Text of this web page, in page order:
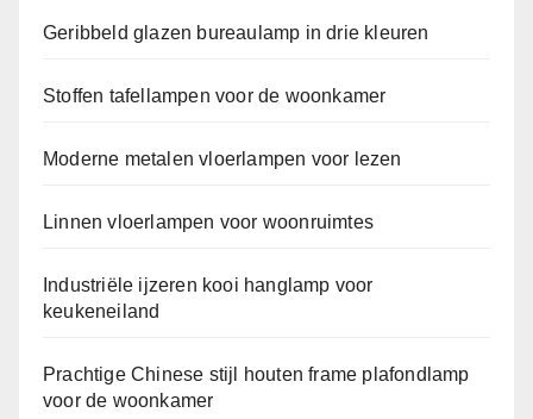
Geribbeld glazen bureaulamp in drie kleuren
Stoffen tafellampen voor de woonkamer
Moderne metalen vloerlampen voor lezen
Linnen vloerlampen voor woonruimtes
Industriële ijzeren kooi hanglamp voor
keukeneiland
Prachtige Chinese stijl houten frame plafondlamp
voor de woonkamer